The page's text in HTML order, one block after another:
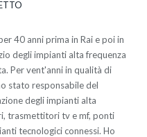
40 anni prima in Rai e poi in
degli impianti alta frequenza
Per vent'anni in qualità di
stato responsabile del
degli impianti alta
trasmettitori tv e mf, ponti
tecnologici connessi. Ho